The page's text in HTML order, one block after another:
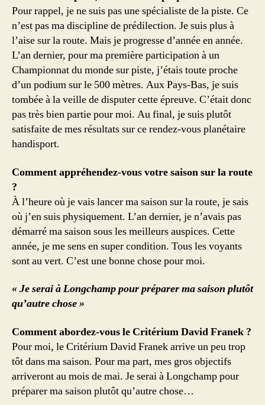
Pour rappel, je ne suis pas une spécialiste de la piste. Ce
n’est pas ma discipline de prédilection. Je suis plus à
l’aise sur la route. Mais je progresse d’année en année.
L’an dernier, pour ma première participation à un
Championnat du monde sur piste, j’étais toute proche
d’un podium sur le 500 mètres. Aux Pays-Bas, je suis
tombée à la veille de disputer cette épreuve. C’était donc
pas très bien partie pour moi. Au final, je suis plutôt
satisfaite de mes résultats sur ce rendez-vous planétaire
handisport.
Comment appréhendez-vous votre saison sur la route
?
À l’heure où je vais lancer ma saison sur la route, je sais
où j’en suis physiquement. L’an dernier, je n’avais pas
démarré ma saison sous les meilleurs auspices. Cette
année, je me sens en super condition. Tous les voyants
sont au vert. C’est une bonne chose pour moi.
« Je serai à Longchamp pour préparer ma saison plutôt
qu’autre chose »
Comment abordez-vous le Critérium David Franek ?
Pour moi, le Critérium David Franek arrive un peu trop
tôt dans ma saison. Pour ma part, mes gros objectifs
arriveront au mois de mai. Je serai à Longchamp pour
préparer ma saison plutôt qu’autre chose…